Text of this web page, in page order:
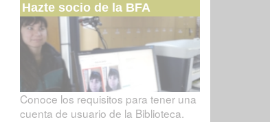
Hazte socio de la BFA
Conoce los requisitos para tener una
cuenta de usuario de la Biblioteca.